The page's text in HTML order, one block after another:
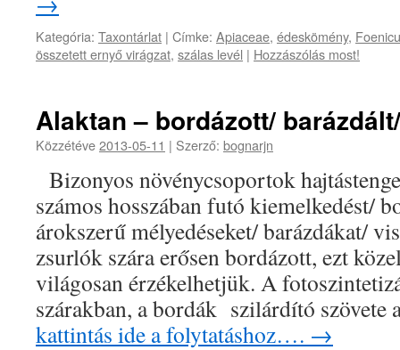
Kategória: Taxontárlat | Címke: Apiaceae, édeskömény,
összetett ernyő virágzat, szálas levél | Hozzászólás most!
Alaktan – bordázott/
Közzétéve2013-05-11 | Szerző: bognarjn
Bizonyos növénycsoportok
számos hosszában futó kiemelkedést/
árokszerű mélyedéseket/ barázdákat/
zsurlók szára erősen bordázott, ezt
világosan érzékelhetjük. A
szárakban, a bordák szilárdító
kattintás ide a folytatáshoz…. →